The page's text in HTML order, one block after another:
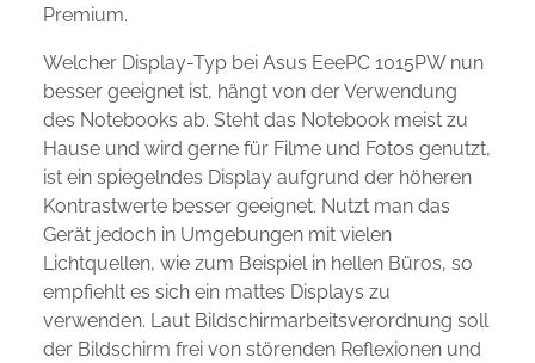
Premium.
Welcher Display-Typ bei Asus EeePC 1015PW nun
besser geeignet ist, hängt von der Verwendung
des Notebooks ab. Steht das Notebook meist zu
Hause und wird gerne für Filme und Fotos genutzt,
ist ein spiegelndes Display aufgrund der höheren
Kontrastwerte besser geeignet. Nutzt man das
Gerät jedoch in Umgebungen mit vielen
Lichtquellen, wie zum Beispiel in hellen Büros, so
empfiehlt es sich ein mattes Displays zu
verwenden. Laut Bildschirmarbeitsverordnung soll
der Bildschirm frei von störenden Reflexionen und